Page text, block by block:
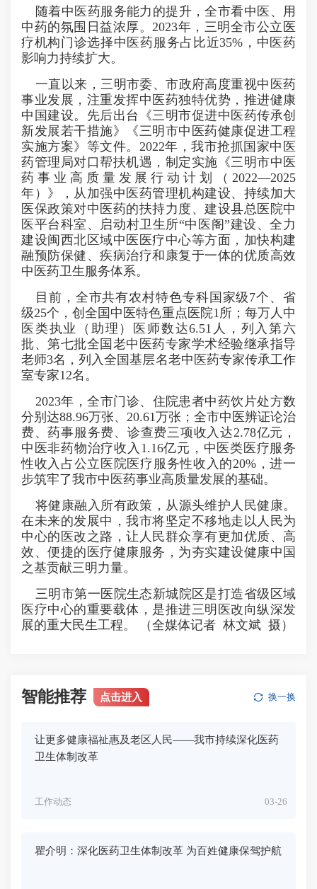
随着中医药服务能力的提升，全市看中医、用
中药的氛围日益浓厚。2023年，三明全市公立医
疗机构门诊选择中医药服务占比近35%，中医药
影响力持续扩大。
一直以来，三明市委、市政府高度重视中医药
事业发展，注重发挥中医药独特优势，推进健康
中国建设。先后出台《三明市促进中医药传承创
新发展若干措施》《三明市中医药健康促进工程
实施方案》等文件。2022年，我市抢抓国家中医
药管理局对口帮扶机遇，制定实施《三明市中医
药事业高质量发展行动计划（2022—2025
年）》，从加强中医药管理机构建设、持续加大
医保政策对中医药的扶持力度、建设县总医院中
医平台科室、启动村卫生所“中医阁”建设、全力
建设闽西北区域中医医疗中心等方面，加快构建
融预防保健、疾病治疗和康复于一体的优质高效
中医药卫生服务体系。
目前，全市共有农村特色专科国家级7个、省
级25个，创全国中医特色重点医院1所；每万人中
医类执业（助理）医师数达6.51人，列入第六
批、第七批全国老中医药专家学术经验继承指导
老师3名，列入全国基层名老中医药专家传承工作
室专家12名。
2023年，全市门诊、住院患者中药饮片处方数
分别达88.96万张、20.61万张；全市中医辨证论治
费、药事服务费、诊查费三项收入达2.78亿元，
中医非药物治疗收入1.16亿元，中医类医疗服务
性收入占公立医院医疗服务性收入的20%，进一
步筑牢了我市中医药事业高质量发展的基础。
将健康融入所有政策，从源头维护人民健康。
在未来的发展中，我市将坚定不移地走以人民为
中心的医改之路，让人民群众享有更加优质、高
效、便捷的医疗健康服务，为夯实建设健康中国
之基贡献三明力量。
三明市第一医院生态新城院区是打造省级区域
医疗中心的重要载体，是推进三明医改向纵深发
展的重大民生工程。 （全媒体记者 林文斌 摄）
智能推荐 点击进入 换一换
让更多健康福祉惠及老区人民——我市持续深化医药
卫生体制改革
03-26
工作动态
瞿介明：深化医药卫生体制改革 为百姓健康保驾护航